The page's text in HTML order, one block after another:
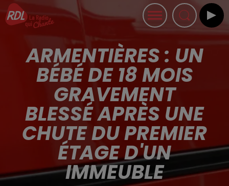
ARMENTIÈRES : UN
BÉBÉ DE 18 MOIS
GRAVEMENT
BLESSÉ APRÈS UNE
CHUTE DU PREMIER
ÉTAGE D'UN
IMMEUBLE